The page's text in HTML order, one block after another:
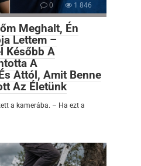
0 1 846
Meghalt, Én
Lettem –
Később A
A
Attól, Amit Benne
Az Életünk
a kamerába. – Ha ezt a